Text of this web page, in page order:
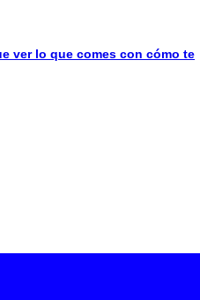
ver lo que comes con cómo te